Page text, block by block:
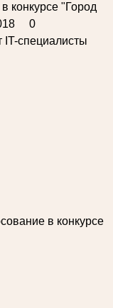
конкурсе "Город
0
IT-специалисты
в конкурсе